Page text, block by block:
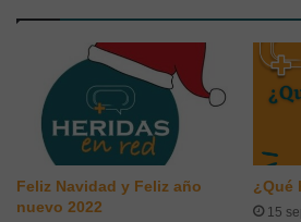
¿Recordáis el11 de septiembre
fecha de nacimiento de
el que comenzamos a compartir
científico, basado en evidencia,
heridas con todos vosotr@s.
Dos años después solo os
Feliz Navidad y Feliz año
nuevo 2022
¿Qué
15